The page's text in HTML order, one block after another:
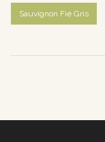
Sauvignon Fié Gris